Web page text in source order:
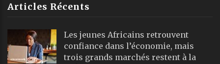
Articles Récents
Les jeunes Africains retrouvent
confiance dans l’économie, mais
trois grands marchés restent à la